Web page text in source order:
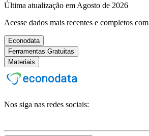
Última atualização em Agosto de 2026
Acesse dados mais recentes e completos com
Econodata
Ferramentas Gratuitas
Materiais
Nos siga nas redes sociais: